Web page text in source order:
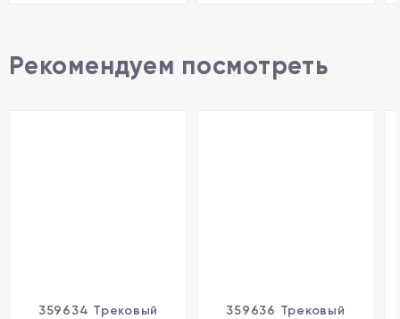
Рекомендуем посмотреть
359634 Трековый
359636 Трековый